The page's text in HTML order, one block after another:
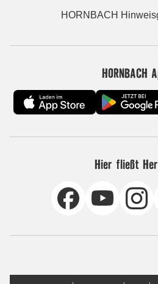
HORNBACH
HORNBACH
Hier fließt